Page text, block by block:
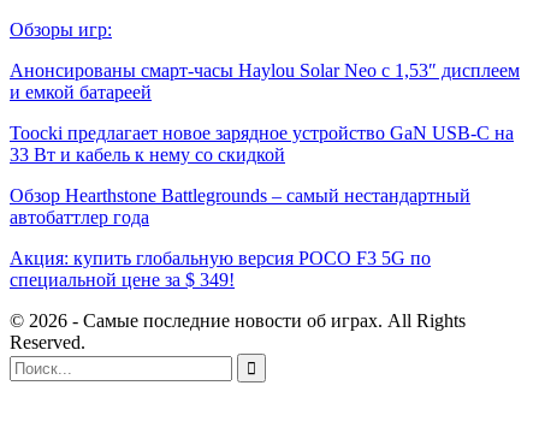
Обзоры игр:
Анонсированы смарт-часы Haylou Solar Neo с 1,53″ дисплеем
и емкой батареей
Toocki предлагает новое зарядное устройство GaN USB-C на
33 Вт и кабель к нему со скидкой
Обзор Hearthstone Battlegrounds – самый нестандартный
автобаттлер года
Акция: купить глобальную версия POCO F3 5G по
специальной цене за $ 349!
© 2026 - Самые последние новости об играх. All Rights
Reserved.